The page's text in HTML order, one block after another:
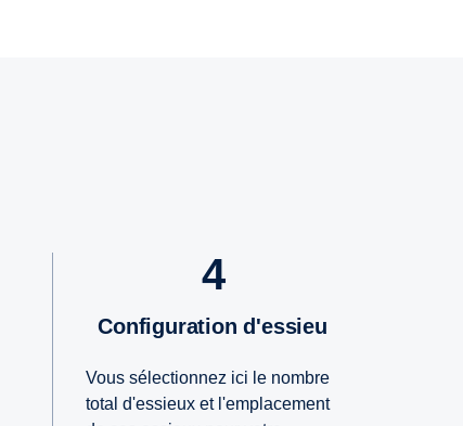
4
Configuration d'essieu
Vous sélectionnez ici le nombre
total d'essieux et l'emplacement